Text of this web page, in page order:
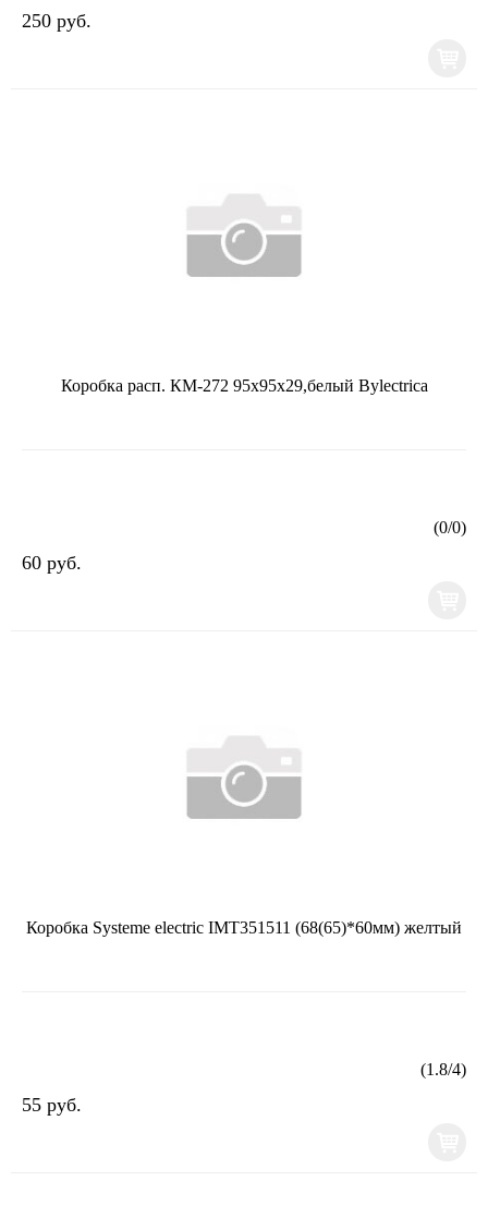
250 руб.
Коробка расп. КМ-272 95х95х29,белый Bylectrica
(0/0)
60 руб.
Коробка Systeme electric IMT351511 (68(65)*60мм) желтый
(1.8/4)
55 руб.